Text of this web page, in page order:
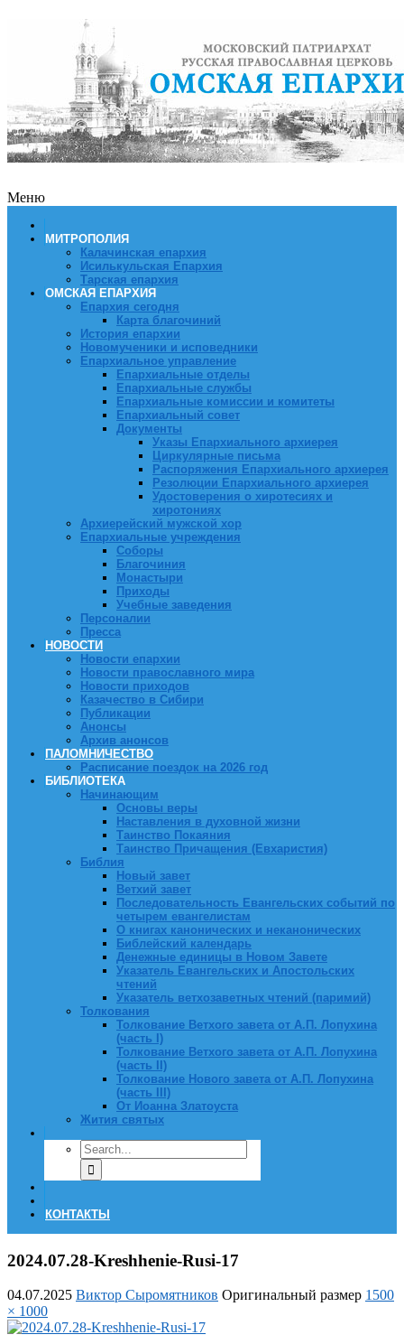
Меню
МИТРОПОЛИЯ
Калачинская епархия
Исилькульская Епархия
Тарская епархия
ОМСКАЯ ЕПАРХИЯ
Епархия сегодня
Карта благочиний
История епархии
Новомученики и исповедники
Епархиальное управление
Епархиальные отделы
Епархиальные службы
Епархиальные комиссии и комитеты
Епархиальный совет
Документы
Указы Епархиального архиерея
Циркулярные письма
Распоряжения Епархиального архиерея
Резолюции Епархиального архиерея
Удостоверения о хиротесиях и
хиротониях
Архиерейский мужской хор
Епархиальные учреждения
Соборы
Благочиния
Монастыри
Приходы
Учебные заведения
Персоналии
Пресса
НОВОСТИ
Новости епархии
Новости православного мира
Новости приходов
Казачество в Сибири
Публикации
Анонсы
Архив анонсов
ПАЛОМНИЧЕСТВО
Расписание поездок на 2026 год
БИБЛИОТЕКА
Начинающим
Основы веры
Наставления в духовной жизни
Таинство Покаяния
Таинство Причащения (Евхаристия)
Библия
Новый завет
Ветхий завет
Последовательность Евангельских событий по
четырем евангелистам
О книгах канонических и неканонических
Библейский календарь
Денежные единицы в Новом Завете
Указатель Евангельских и Апостольских
чтений
Указатель ветхозаветных чтений (паримий)
Толкования
Толкование Ветхого завета от А.П. Лопухина
(часть I)
Толкование Ветхого завета от А.П. Лопухина
(часть II)
Толкование Нового завета от А.П. Лопухина
(часть III)
От Иоанна Златоуста
Жития святых
КОНТАКТЫ
2024.07.28-Kreshhenie-Rusi-17
04.07.2025 Виктор Сыромятников Оригинальный размер 1500
× 1000